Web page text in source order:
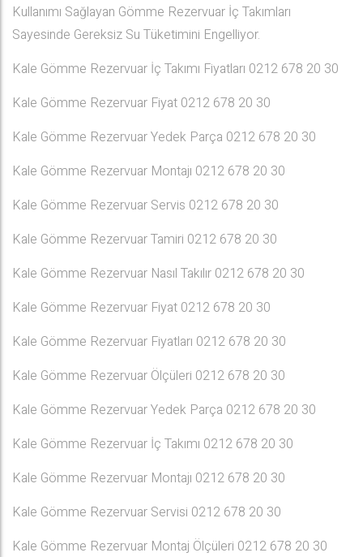
Kullanımı Sağlayan Gömme Rezervuar İç Takımları
Sayesinde Gereksiz Su Tüketimini Engelliyor.
Kale Gömme Rezervuar İç Takımı Fiyatları 0212 678 20 30
Kale Gömme Rezervuar Fiyat 0212 678 20 30
Kale Gömme Rezervuar Yedek Parça 0212 678 20 30
Kale Gömme Rezervuar Montajı 0212 678 20 30
Kale Gömme Rezervuar Servis 0212 678 20 30
Kale Gömme Rezervuar Tamiri 0212 678 20 30
Kale Gömme Rezervuar Nasıl Takılır 0212 678 20 30
Kale Gömme Rezervuar Fiyat 0212 678 20 30
Kale Gömme Rezervuar Fiyatları 0212 678 20 30
Kale Gömme Rezervuar Ölçüleri 0212 678 20 30
Kale Gömme Rezervuar Yedek Parça 0212 678 20 30
Kale Gömme Rezervuar İç Takımı 0212 678 20 30
Kale Gömme Rezervuar Montajı 0212 678 20 30
Kale Gömme Rezervuar Servisi 0212 678 20 30
Kale Gömme Rezervuar Montaj Ölçüleri 0212 678 20 30